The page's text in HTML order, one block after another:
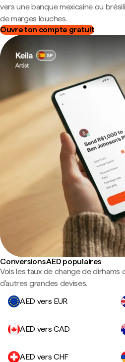
vers une banque mexicaine ou
de marges louches.
Ouvre ton compte gratuit
Conversions AED populaires
Vois les taux de change de dirhams
d'autres grandes devises.
AED vers EUR
AED vers CAD
AED vers CHF